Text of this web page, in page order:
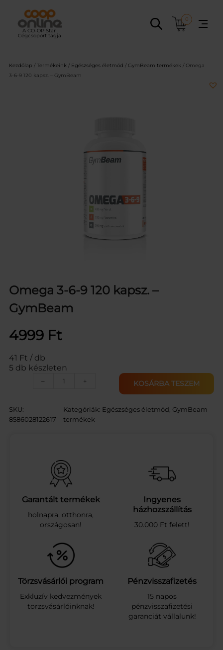
tartalomhoz
0
Kezdőlap / Termékeink / Egészséges életmód / GymBeam termékek / Omega
3-6-9 120 kapsz. – GymBeam
Omega 3-6-9 120 kapsz. –
GymBeam
4999 Ft
41 Ft / db
5 db készleten
–
O
g
a
9
1
2
0
a
p
z
.
–
G
y
m
B
+ KOSÁRBA TESZEM
SKU:
8586028122617
Kategóriák: Egészséges életmód GymBeam
termékek
Garantált termékek
holnapra, otthonra,
országosan!
Ingyenes
házhozszállítás
30.000 Ft felett!
Törzsvásárlói program
Exkluzív kedvezmények
törzsvásárlóinknak!
Pénzvisszafizetés
15 napos
pénzvisszafizetési
garanciát vállalunk!